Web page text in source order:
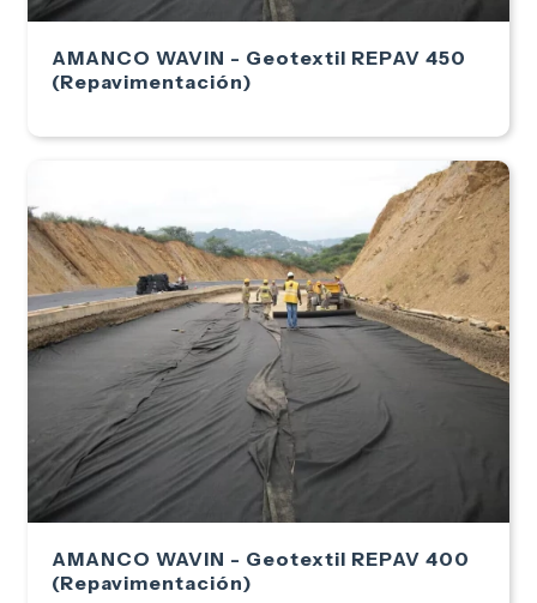
AMANCO WAVIN - Geotextil REPAV 450
(Repavimentación)
AMANCO WAVIN - Geotextil REPAV 400
(Repavimentación)